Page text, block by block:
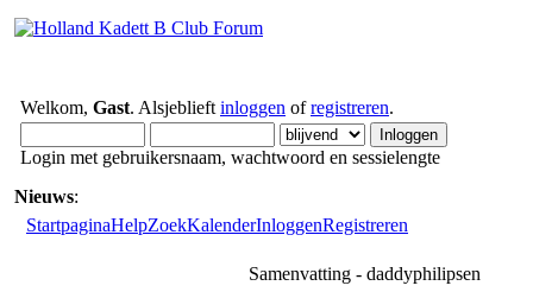
Welkom, Gast. Alsjeblieft inloggen ofregistreren.
Login met gebruikersnaam, wachtwoord en sessielengte
Nieuws:
StartpaginaHelpZoekKalenderInloggenRegistreren
Samenvatting - daddyphilipsen